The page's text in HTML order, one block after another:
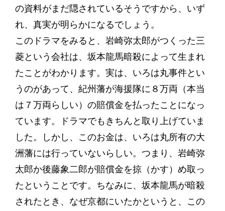
の資料がまだ隠されているそうですから、いず
れ、真実が明らかになるでしょう。
このドラマをみると、岩崎弥太郎がつくった三
菱という会社は、坂本龍馬暗殺によって生まれ
たことがわかります。実は、いろは丸事件とい
うのがあって、紀州藩が海援隊に８万両（本当
は７万両らしい）の賠償金を払ったことになっ
ています。ドラマでもきちんと取り上げていま
した。しかし、このお金は、いろは丸所有の大
洲藩には行っていないらしい。つまり、岩崎弥
太郎か後藤象二郎が賠償金を掠（かす）め取っ
たということです。ちなみに、坂本龍馬が暗殺
されたとき、なぜ京都にいたかというと、この